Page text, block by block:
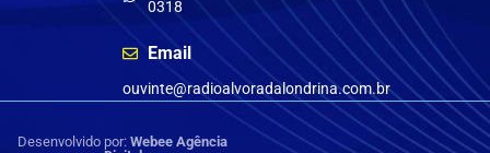
0318
Email
ouvinte@radioalvoradalondrina.com.br
Desenvolvido por: Webee Agência